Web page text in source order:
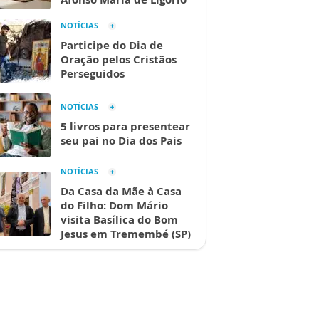
NOTÍCIAS
Participe do Dia de
Oração pelos Cristãos
Perseguidos
NOTÍCIAS
5 livros para presentear
seu pai no Dia dos Pais
NOTÍCIAS
Da Casa da Mãe à Casa
do Filho: Dom Mário
visita Basílica do Bom
Jesus em Tremembé (SP)